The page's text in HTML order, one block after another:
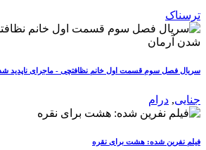
ترسناک
سریال فصل سوم قسمت اول خانم نظافتچی - ماجرای ناپدید
جنایی, درام
فیلم نفرین شده: هشت برای نقره